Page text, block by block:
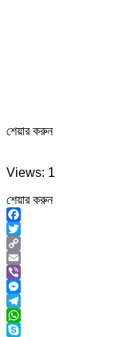
শেয়ার করুন
Views: 1
শেয়ার করুন
Facebook
Twitter
Copy
Link
Email
Viber
Messenger
Telegram
WhatsApp